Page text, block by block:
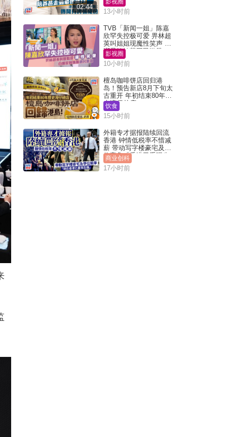
02:44
影视圈
13小时前
TVB「新闻一姐」陈嘉
欣罕失控极可爱 畀林超
英叫姐姐现魔性笑声 自
嘲是姨姨获网民激赞
影视圈
10小时前
檀岛咖啡饼店回归港
岛！预告新店8月下旬太
古重开 年初结束80年历
史湾仔总店
饮食
15小时前
外籍专才据报陆续回流
香港 钟情低税率不惜减
薪 带动写字楼豪宅及学
位竞争「香港已重现生
机」
商业创科
17小时前